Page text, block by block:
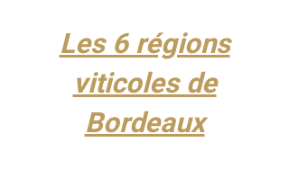
Les 6 régions
viticoles de
Bordeaux